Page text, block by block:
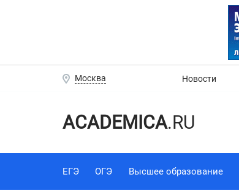
Москва Новости
ACADEMICA.RU
ЕГЭ ОГЭ Высшее образование